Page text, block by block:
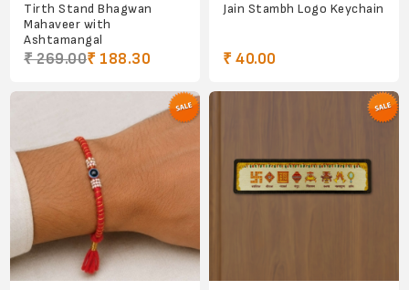
Tirth Stand Bhagwan
Mahaveer with
Ashtamangal
₹ 269.00₹ 188.30
Jain Stambh Logo Keychain
₹ 40.00